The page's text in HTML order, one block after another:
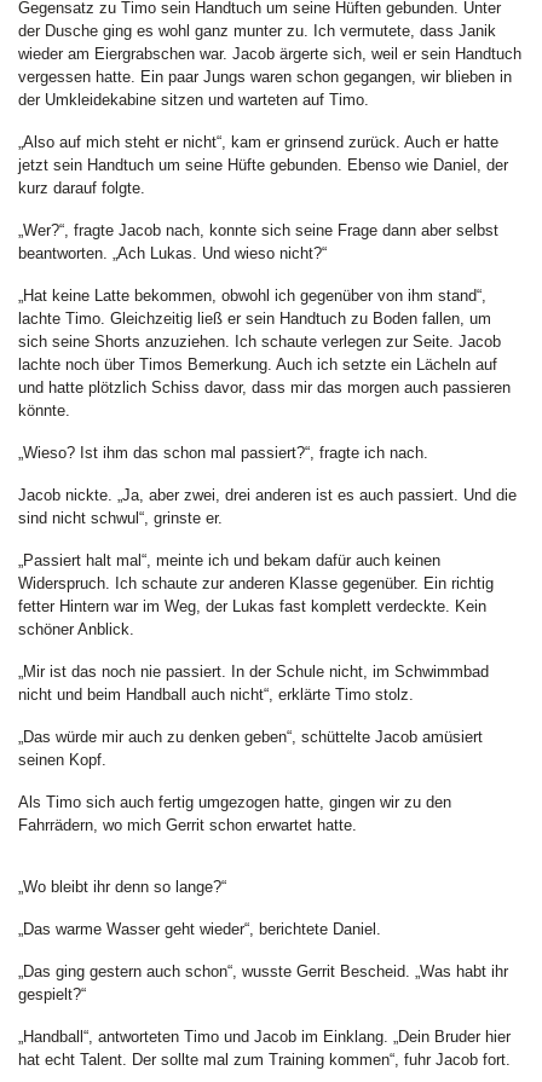
Gegensatz zu Timo sein Handtuch um seine Hüften gebunden. Unter
der Dusche ging es wohl ganz munter zu. Ich vermutete, dass Janik
wieder am Eiergrabschen war. Jacob ärgerte sich, weil er sein Handtuch
vergessen hatte. Ein paar Jungs waren schon gegangen, wir blieben in
der Umkleidekabine sitzen und warteten auf Timo.
„Also auf mich steht er nicht“, kam er grinsend zurück. Auch er hatte
jetzt sein Handtuch um seine Hüfte gebunden. Ebenso wie Daniel, der
kurz darauf folgte.
„Wer?“, fragte Jacob nach, konnte sich seine Frage dann aber selbst
beantworten. „Ach Lukas. Und wieso nicht?“
„Hat keine Latte bekommen, obwohl ich gegenüber von ihm stand“,
lachte Timo. Gleichzeitig ließ er sein Handtuch zu Boden fallen, um
sich seine Shorts anzuziehen. Ich schaute verlegen zur Seite. Jacob
lachte noch über Timos Bemerkung. Auch ich setzte ein Lächeln auf
und hatte plötzlich Schiss davor, dass mir das morgen auch passieren
könnte.
„Wieso? Ist ihm das schon mal passiert?“, fragte ich nach.
Jacob nickte. „Ja, aber zwei, drei anderen ist es auch passiert. Und die
sind nicht schwul“, grinste er.
„Passiert halt mal“, meinte ich und bekam dafür auch keinen
Widerspruch. Ich schaute zur anderen Klasse gegenüber. Ein richtig
fetter Hintern war im Weg, der Lukas fast komplett verdeckte. Kein
schöner Anblick.
„Mir ist das noch nie passiert. In der Schule nicht, im Schwimmbad
nicht und beim Handball auch nicht“, erklärte Timo stolz.
„Das würde mir auch zu denken geben“, schüttelte Jacob amüsiert
seinen Kopf.
Als Timo sich auch fertig umgezogen hatte, gingen wir zu den
Fahrrädern, wo mich Gerrit schon erwartet hatte.
„Wo bleibt ihr denn so lange?“
„Das warme Wasser geht wieder“, berichtete Daniel.
„Das ging gestern auch schon“, wusste Gerrit Bescheid. „Was habt ihr
gespielt?“
„Handball“, antworteten Timo und Jacob im Einklang. „Dein Bruder hier
hat echt Talent. Der sollte mal zum Training kommen“, fuhr Jacob fort.